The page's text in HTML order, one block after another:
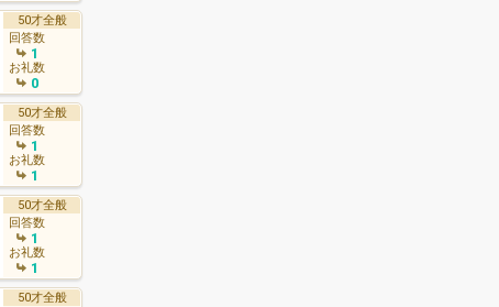
50才全般
回答数
1
お礼数
0
50才全般
回答数
1
お礼数
1
50才全般
回答数
1
お礼数
1
50才全般